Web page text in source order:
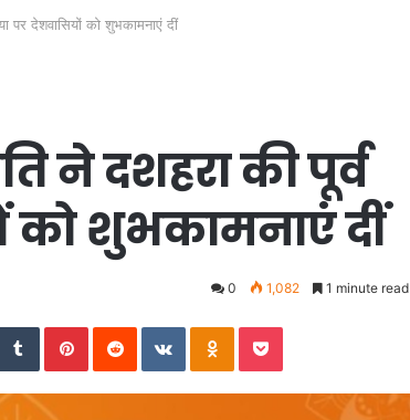
पर देशवासियों को शुभकामनाएं दीं
ने दशहरा की पूर्व
को शुभकामनाएं दीं
0 1,082 1 minute read
TumblrPinterestReddit VKontakteOdnoklassniki
Pocket